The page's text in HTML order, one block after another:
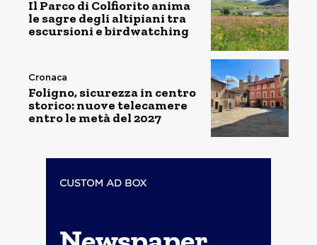
Il Parco di Colfiorito anima
le sagre degli altipiani tra
escursioni e birdwatching
Cronaca
Foligno, sicurezza in centro
storico: nuove telecamere
entro le metà del 2027